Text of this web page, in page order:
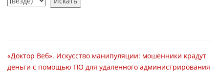
«Доктор Веб». Искусство манипуляции: мошенники крадут
деньги с помощью ПО для удаленного администрирования